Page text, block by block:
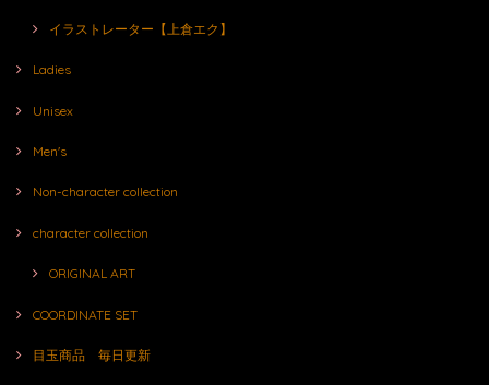
イラストレーター【上倉エク】
Ladies
Unisex
Men's
Non-character collection
character collection
ORIGINAL ART
COORDINATE SET
目玉商品 毎日更新